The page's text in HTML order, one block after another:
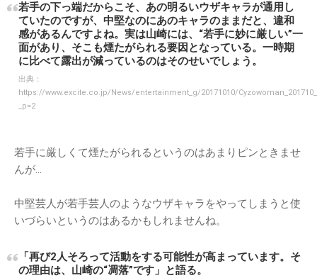
若手の下っ端だからこそ、あの明るいウザキャラが通用し
ていたのですが、中堅なのにあのキャラのままだと、違和
感があるんですよね。実は山崎には、“若手に妙に厳しい”一
面があり、そこも煙たがられる要因となっている。一時期
に比べて露出が減っているのはそのせいでしょう。
出典：
https://www.excite.co.jp/News/entertainment_g/20171010/
_p=2
若手に厳しくて煙たがられるというのはあまりピンときませ
んが…
中堅芸人が若手芸人のようなウザキャラをやってしまうと使
いづらいというのはあるかもしれませんね。
「再び2人そろって活動をする可能性が高まっています。そ
の理由は、山崎の“凋落”です」と語る。